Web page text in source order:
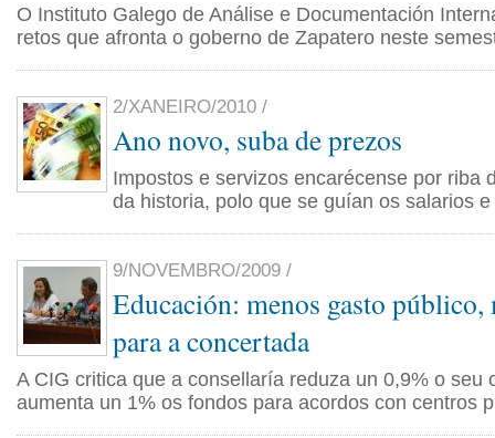
O Instituto Galego de Análise e Documentación
retos que afronta o goberno de Zapatero neste
2/XANEIRO/2010 /
Ano novo, suba de prezos
Impostos e servizos encarécense por riba
da historia, polo que se guían os salarios
9/NOVEMBRO/2009 /
Educación: menos gasto
para a concertada
A CIG critica que a consellaría reduza un 0,9% o seu
aumenta un 1% os fondos para acordos con centros